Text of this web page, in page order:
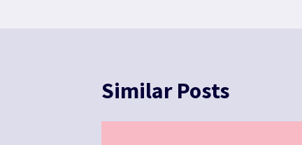
Similar Posts